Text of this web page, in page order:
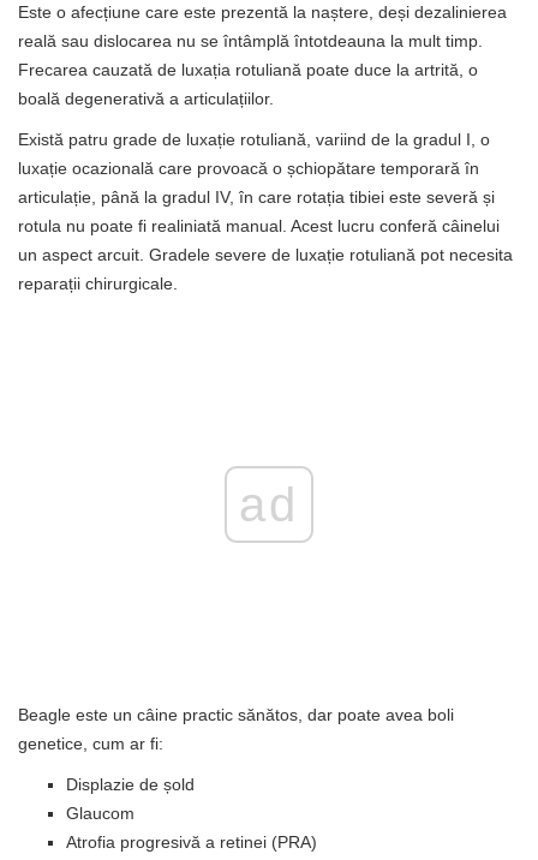
Este o afecțiune care este prezentă la naștere, deși dezalinierea
reală sau dislocarea nu se întâmplă întotdeauna la mult timp.
Frecarea cauzată de luxația rotuliană poate duce la artrită, o
boală degenerativă a articulațiilor.
Există patru grade de luxație rotuliană, variind de la gradul I, o
luxație ocazională care provoacă o șchiopătare temporară în
articulație, până la gradul IV, în care rotația tibiei este severă și
rotula nu poate fi realiniată manual. Acest lucru conferă câinelui
un aspect arcuit. Gradele severe de luxație rotuliană pot necesita
reparații chirurgicale.
ad
Beagle este un câine practic sănătos, dar poate avea boli
genetice, cum ar fi:
Displazie de șold
Glaucom
Atrofia progresivă a retinei (PRA)